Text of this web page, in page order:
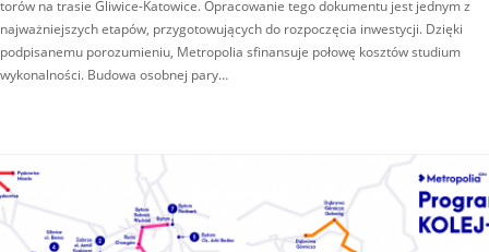
torów na trasie Gliwice-Katowice. Opracowanie tego dokumentu jest jednym z
najważniejszych etapów, przygotowujących do rozpoczęcia inwestycji. Dzięki
podpisanemu porozumieniu, Metropolia sfinansuje połowę kosztów studium
wykonalności. Budowa osobnej pary…